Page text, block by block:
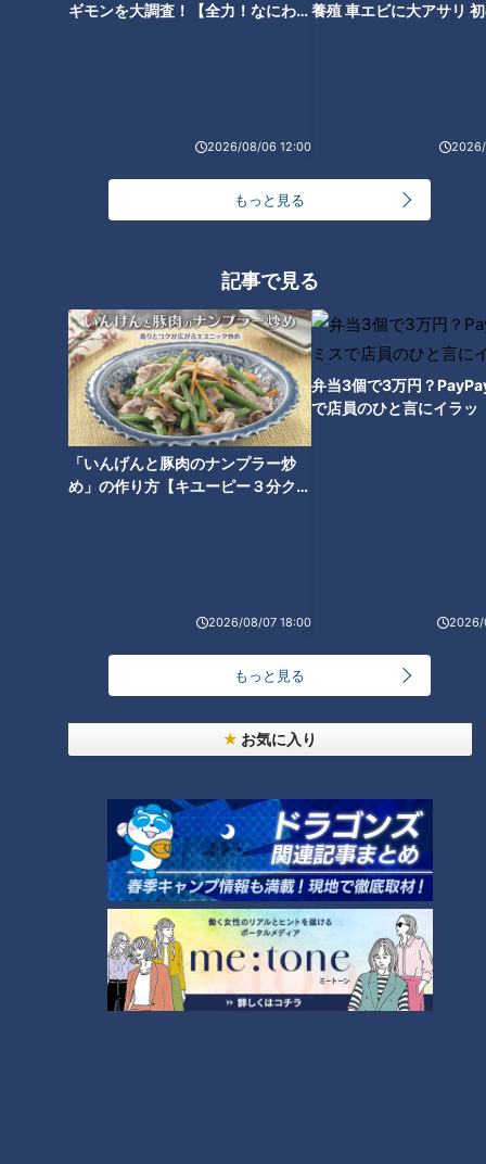
ギモンを大調査！【全力！なにわ実
2026/08/06 12:00
養殖 車エビに大アサリ
もっと見る
記事で見る
「いんげんと豚肉のナンプラー炒
め」の作り方【キユーピー３分クッ
2026/08/07 18:00
弁当3個で3万円？
で店員のひと言にイラッ
2026/
もっと見る
お気に入り
（体を張るフルーツ研究家・中野瑞樹さん）
「例えばまだかたくて、食べにくいもの。かたい桃とか、かた
てから食べる。常温の方が（熟成を促す）エチレンガスがたく
くなるし呼吸も減るので」
桃や柿など買ったときに固く、追熟が必要な果物はすぐに冷蔵
庫に入れず、常温で食べ頃を待ってから冷蔵庫に入れましょ
CBCテレビ：画像『チャント！』
では、逆に冷蔵庫には入れない果物には、どんなものがあるの
でしょうか。
（体を張るフルーツ研究家・中野瑞樹さん）